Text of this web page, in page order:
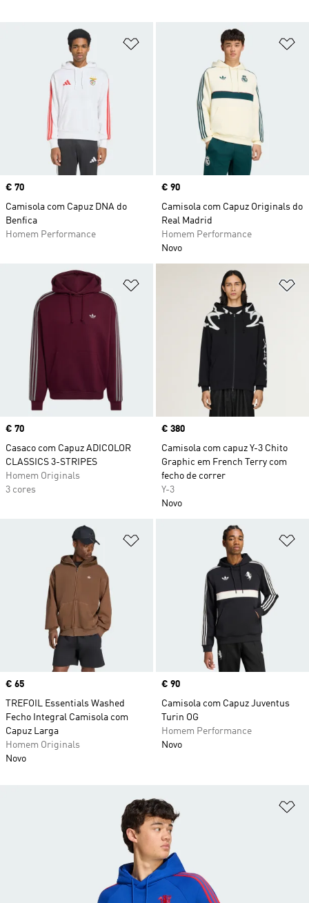
Adicionar à Lista de Desejos
Price
€ 70
Camisola com Capuz DNA do
Benfica
Homem Performance
Price
€ 90
Camisola com Capuz Originals do
Real Madrid
Homem Performance
Novo
Adicionar à Lista de Desejos
Price
€ 70
Casaco com Capuz ADICOLOR
CLASSICS 3-STRIPES
Homem Originals
3 cores
Price
€ 380
Camisola com capuz Y-3 Chito
Graphic em French Terry com
fecho de correr
Y-3
Novo
Adicionar à Lista de Desejos
Price
€ 65
TREFOIL Essentials Washed
Fecho Integral Camisola com
Capuz Larga
Homem Originals
Novo
Price
€ 90
Camisola com Capuz Juventus
Turin OG
Homem Performance
Novo